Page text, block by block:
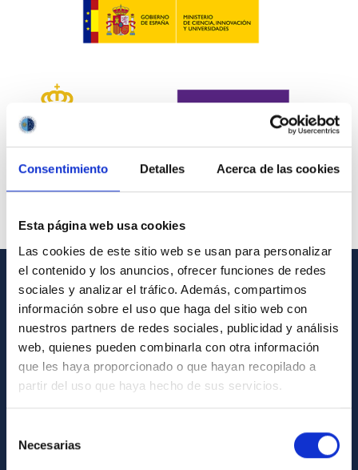
Consentimiento Detalles Acerca de las cookies
Esta página web usa cookies
Las cookies de este sitio web se usan para personalizar
el contenido y los anuncios, ofrecer funciones de redes
sociales y analizar el tráfico. Además, compartimos
información sobre el uso que haga del sitio web con
nuestros partners de redes sociales, publicidad y análisis
web, quienes pueden combinarla con otra información
que les haya proporcionado o que hayan recopilado a
partir del uso que haya hecho de sus servicios.
Necesarias
GENERAL INFORMATION
Contact
How to get to the IAC
List of personnel
Library
General register